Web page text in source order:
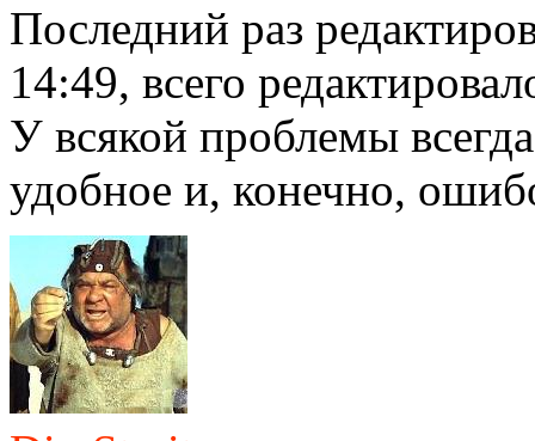
Последний раз
14:49, всего
У всякой проблемы
удобное и, конечно,